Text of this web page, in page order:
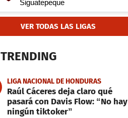
VER TODAS LAS LIGAS
TRENDING
LIGA NACIONAL DE HONDURAS
Raúl Cáceres deja claro qué
pasará con Davis Flow: “No hay
ningún tiktoker”